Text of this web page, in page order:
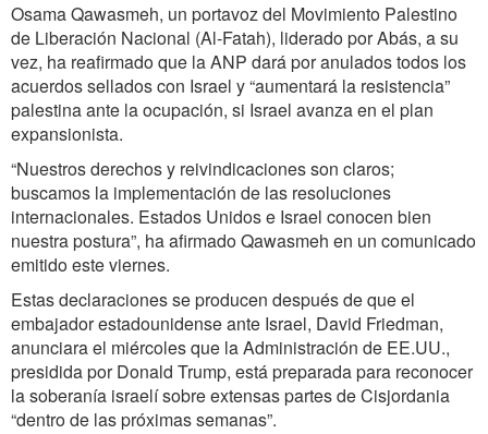
Osama Qawasmeh, un portavoz del Movimiento Palestino
de Liberación Nacional (Al-Fatah), liderado por Abás, a su
vez, ha reafirmado que la ANP dará por anulados todos los
acuerdos sellados con Israel y “aumentará la resistencia”
palestina ante la ocupación, si Israel avanza en el plan
expansionista.
“Nuestros derechos y reivindicaciones son claros;
buscamos la implementación de las resoluciones
internacionales. Estados Unidos e Israel conocen bien
nuestra postura”, ha afirmado Qawasmeh en un comunicado
emitido este viernes.
Estas declaraciones se producen después de que el
embajador estadounidense ante Israel, David Friedman,
anunciara el miércoles que la Administración de EE.UU.,
presidida por Donald Trump, está preparada para reconocer
la soberanía israelí sobre extensas partes de Cisjordania
“dentro de las próximas semanas”.